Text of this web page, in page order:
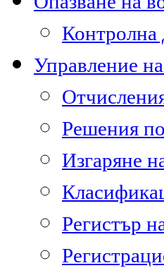
Контролна
Управление
Решения
Изгаряне
Регистър